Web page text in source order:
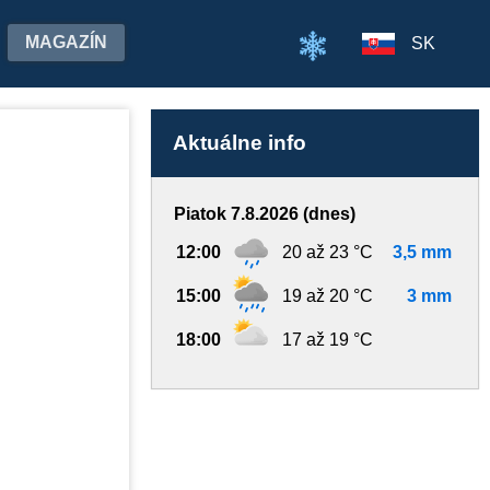
MAGAZÍN SK
Aktuálne info
Piatok 7.8.2026 (dnes)
12:00 20 až 23 °C 3,5 mm
15:00 19 až 20 °C 3 mm
18:00 17 až 19 °C